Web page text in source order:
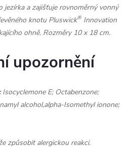
jezírka a zajišťuje rovnoměrný vonný
knotu Pluswick® Innovation
ohně. Rozměry 10 x 18 cm.
upozornění
Isocyclemone E; Octabenzone;
alcohol,alpha-Isomethyl ionone;
způsobit alergickou reakci.